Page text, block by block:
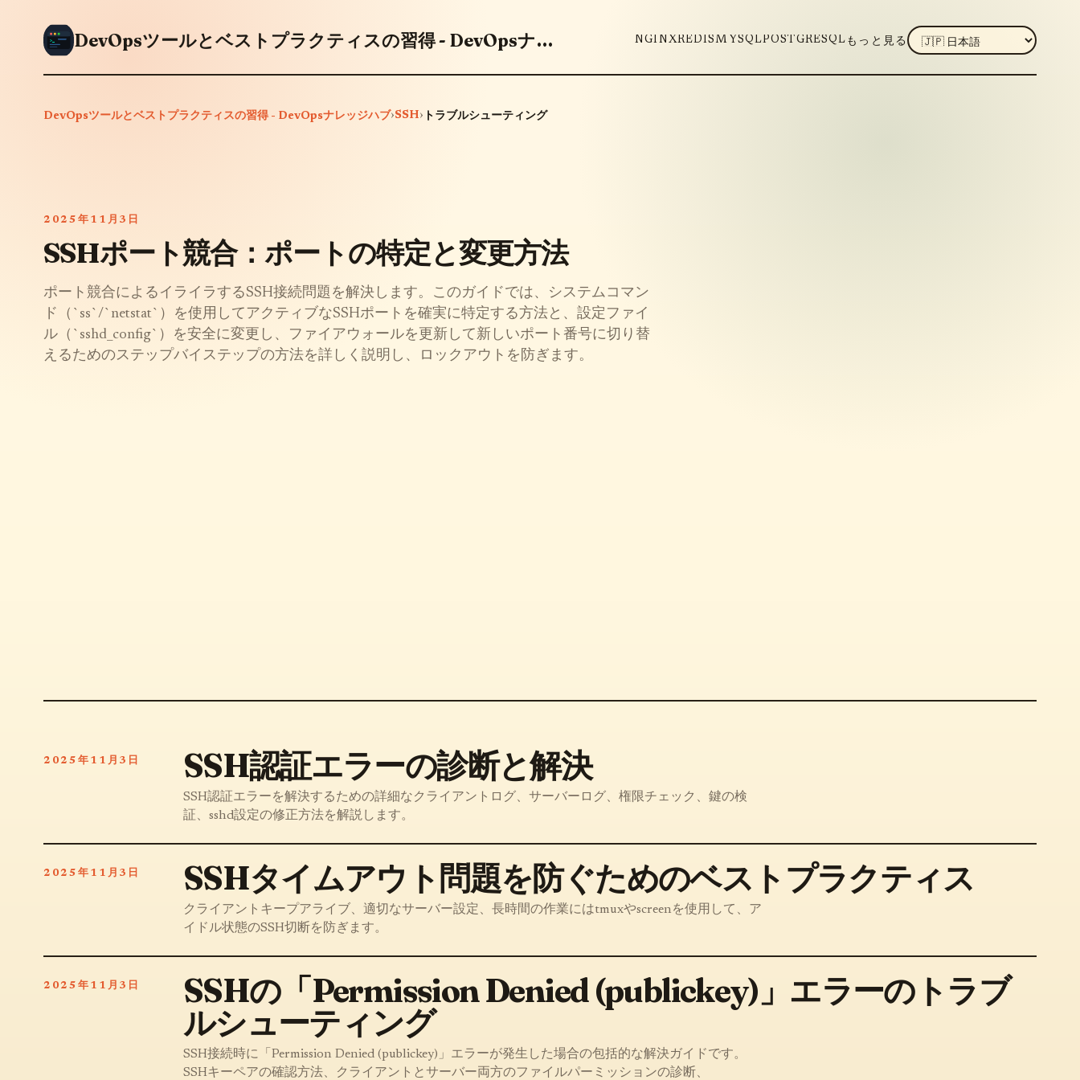
DevOpsツールとベストプラクティスの習得 - DevOpsナレッジハブ NGINXREDISMYSQLPOSTGRESQL もっと見る
LANGUAGE
DevOpsツールとベストプラクティスの習得 - DevOpsナレッジハブ›SSH› トラブルシューティング
2025年11月3日
SSHポート競合：ポートの特定と変更方法
ポート競合によるイライラするSSH接続問題を解決します。このガイドでは、システムコマン
ド（`ss`/`netstat`）を使用してアクティブなSSHポートを確実に特定する方法と、設定ファイ
ル（`sshd_config`）を安全に変更し、ファイアウォールを更新して新しいポート番号に切り替
えるためのステップバイステップの方法を詳しく説明し、ロックアウトを防ぎます。
2025年11月3日 SSH認証エラーの診断と解決
SSH認証エラーを解決するための詳細なクライアントログ、サーバーログ、権限チェック、鍵の検
証、sshd設定の修正方法を解説します。
2025年11月3日 SSHタイムアウト問題を防ぐためのベストプラクティス
クライアントキープアライブ、適切なサーバー設定、長時間の作業にはtmuxやscreenを使用して、ア
イドル状態のSSH切断を防ぎます。
2025年11月3日
SSHの「Permission Denied (publickey)」エラーのトラブ
ルシューティング
SSH接続時に「Permission Denied (publickey)」エラーが発生した場合の包括的な解決ガイドです。
SSHキーペアの確認方法、クライアントとサーバー両方のファイルパーミッションの診断、